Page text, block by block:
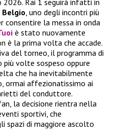
2026. Rai 1 seguirà infatti in
Belgio, uno degli incontri più
consentire la messa in onda
è stato nuovamente
è la prima volta che accade.
del torneo, il programma di
più volte sospeso oppure
che ha inevitabilmente
ormai affezionatissimo ai
del conduttore.
la decisione rientra nella
sportivi, che
spazi di maggiore ascolto